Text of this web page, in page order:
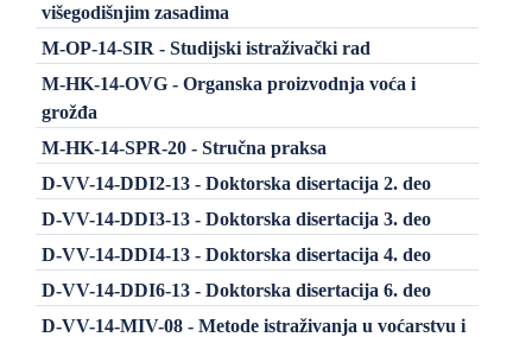
višegodišnjim zasadima
M-OP-14-SIR - Studijski istraživački rad
M-HK-14-OVG - Organska proizvodnja voća i
grožđa
M-HK-14-SPR-20 - Stručna praksa
D-VV-14-DDI2-13 - Doktorska disertacija 2. deo
D-VV-14-DDI3-13 - Doktorska disertacija 3. deo
D-VV-14-DDI4-13 - Doktorska disertacija 4. deo
D-VV-14-DDI6-13 - Doktorska disertacija 6. deo
D-VV-14-MIV-08 - Metode istraživanja u voćarstvu i